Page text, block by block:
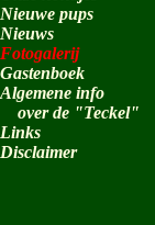
Nieuwe pups
Nieuws
Fotogalerij
Gastenboek
Algemene info
over de "Teckel"
Links
Disclaimer